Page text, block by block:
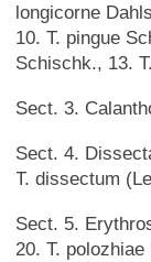
longicorne
10. T. pingue
Schischk., 13.
Sect. 3.
Sect. 4.
Т. dissectum
Sect. 5.
20. T.